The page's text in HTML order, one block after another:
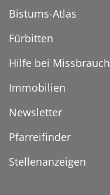
Bistums-Atlas
Fürbitten
Hilfe bei Missbrauch
Immobilien
Newsletter
Pfarreifinder
Stellenanzeigen